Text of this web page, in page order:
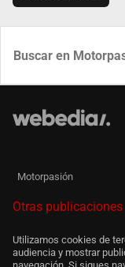
Motorpasión
Otras publicaciones
Utilizamos cookies de
audiencia y mostrar